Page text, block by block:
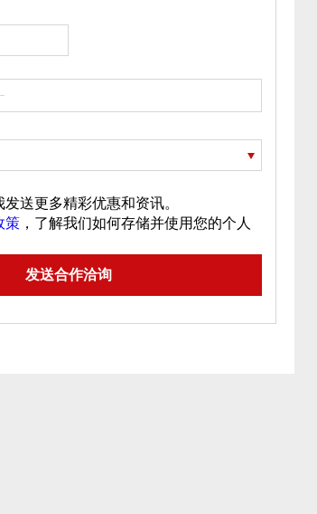
送更多精彩优惠和资讯。
策 ，了解我们如何存储并使用您的个人